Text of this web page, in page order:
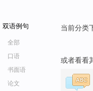
双语例句
全部
口语
书面语
论文
当前分类
或者看看